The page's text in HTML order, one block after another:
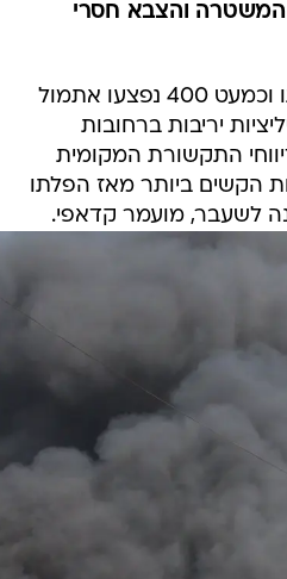
המשטרה והצבא חסרי
לפחות 32 בני אדם נהרגו וכמעט 400 נפצעו אתמול
יריבות ברחובות
התקשורת המקומית
הקשים ביותר מאז הפלתו
לשעבר, מועמר קדאפי.